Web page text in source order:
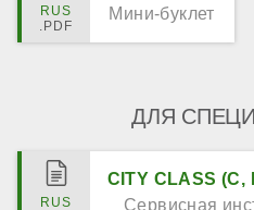
Мини-буклет
ДЛЯ
CITY CLASS (C,
Сервисная